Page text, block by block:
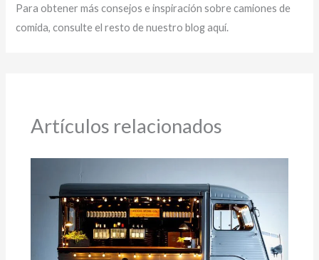
Para obtener más consejos e inspiración sobre camiones de
comida, consulte el resto de nuestro blog aquí.
Artículos relacionados